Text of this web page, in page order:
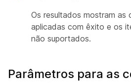
Os resultados mostram as
aplicadas com êxito e os
não suportados.
Parâmetros para as